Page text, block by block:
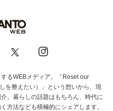
るWEBメディア。「Reset our
を整えたい）」という想いから、現
。暮らしの話題はもちろん、時代に
方法なども積極的にシェアします。